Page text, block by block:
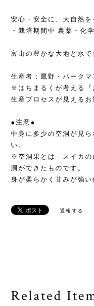
安心・安全に、大自然
・栽培期間中 農薬・化
富山の豊かな大地と水で
生産者：鷹野・パークマ
※はちまるくが考える『
生産プロセスが見えるお
●注意●
中身に多少の空洞が見
い。
※空洞果とは スイカの
洞ができたものです。
身が柔らかく甘みが強い
通報する
Related